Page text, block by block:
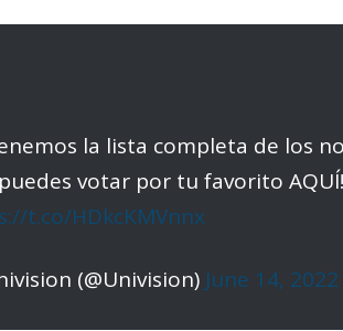
la lista completa de los
votar por tu favorito AQUÍ!
t.co/HDkcKMVnnx
(@Univision) June 14, 2022